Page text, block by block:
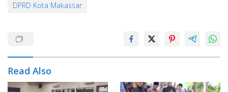
DPRD Kota Makassar
Read Also